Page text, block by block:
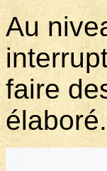
Au
faire
élaboré.